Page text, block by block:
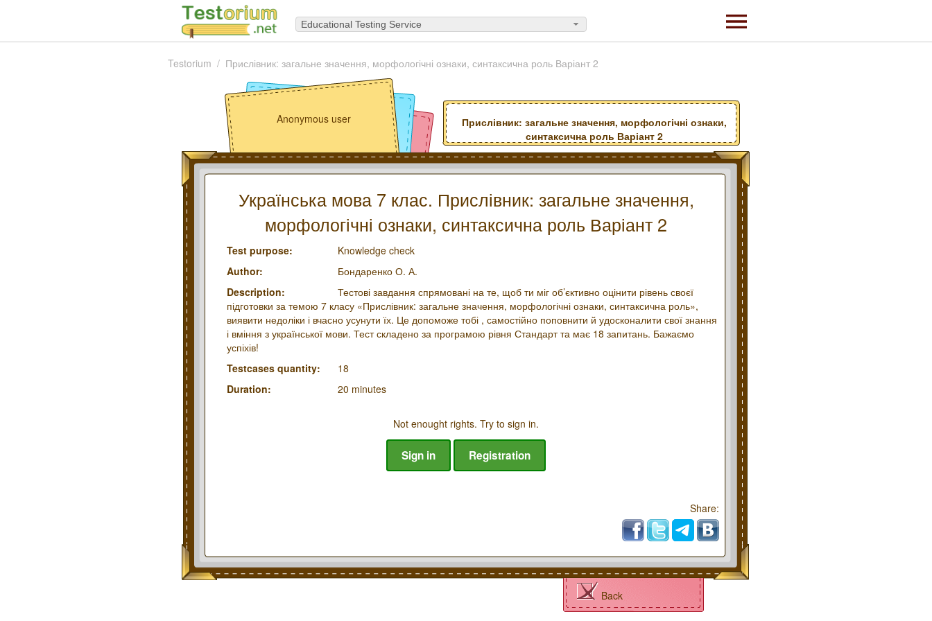
Educational Testing Service
Testorium Прислівник: загальне значення, морфологічні ознаки, синтаксична роль Варіант 2
Прислівник: загальне значення, морфологічні ознаки,
синтаксична роль Варіант 2
Anonymous user
Українська мова 7 клас. Прислівник: загальне значення,
морфологічні ознаки, синтаксична роль Варіант 2
Test purpose:
Knowledge check
Author:
Бондаренко О. А.
Description:
Тестові завдання спрямовані на те, щоб ти міг об’єктивно оцінити рівень своєї
підготовки за темою 7 класу «Прислівник: загальне значення, морфологічні ознаки, синтаксична роль»,
виявити недоліки і вчасно усунути їх. Це допоможе тобі , самостійно поповнити й удосконалити свої знання
і вміння з української мови. Тест складено за програмою рівня Стандарт та має 18 запитань. Бажаємо
успіхів!
Testcases quantity:
18
Duration:
20 minutes
Not enought rights. Try to sign in.
Sign in Registration
Share:
Back